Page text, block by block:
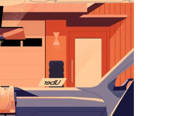
select
date.
Press
escape
button
to
close
the
calendar.